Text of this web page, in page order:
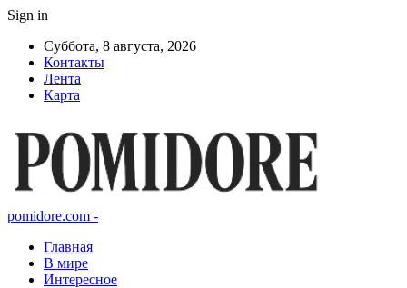
Sign in
Суббота, 8 августа, 2026
Контакты
Лента
Карта
pomidore.com -
Главная
В мире
Интересное